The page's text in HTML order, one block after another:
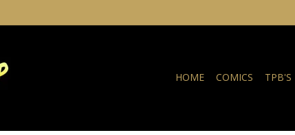
HOME COMICS TPB'S